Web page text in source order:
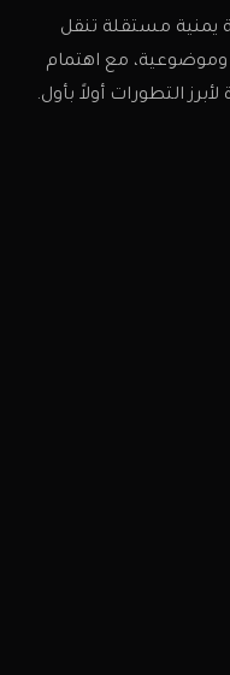
يمنية مستقلة تنقل
وموضوعية، مع اهتمام
التطورات أولاً بأول.